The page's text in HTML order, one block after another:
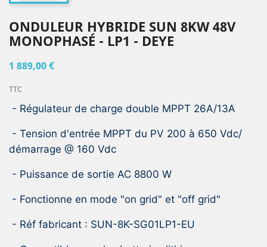
ONDULEUR HYBRIDE SUN 8KW 48V
MONOPHASÉ - LP1 - DEYE
1 889,00 €
TTC
- Régulateur de charge double MPPT 26A/13A
- Tension d'entrée MPPT du PV 200 à 650 Vdc/
démarrage @ 160 Vdc
- Puissance de sortie AC 8800 W
- Fonctionne en mode "on grid" et "off grid"
- Réf fabricant : SUN-8K-SG01LP1-EU